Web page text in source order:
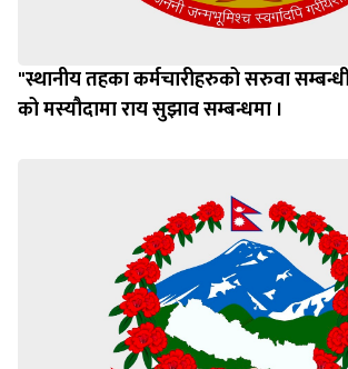
"स्थानीय तहका कर्मचारीहरुको सरुवा
को मस्यौदामा राय सुझाव सम्बन्धमा ।